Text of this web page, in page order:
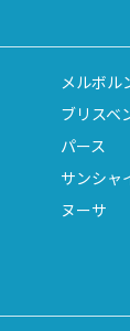
ャンパス
メルボル
ブリスベ
パース
サンシャ
ヌーサ